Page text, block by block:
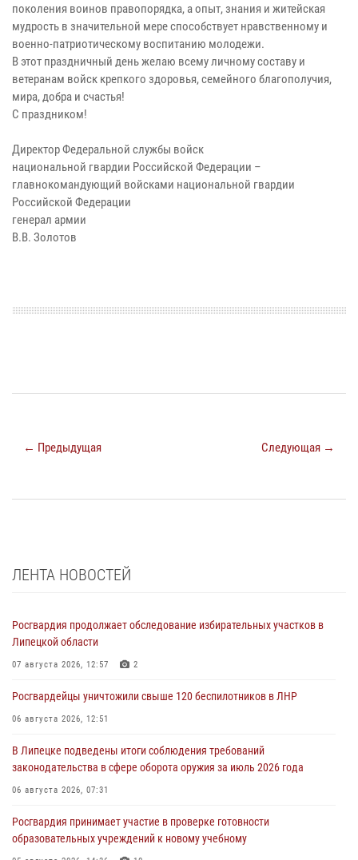
поколения воинов правопорядка, а опыт, знания и житейская
мудрость в значительной мере способствует нравственному и
военно-патриотическому воспитанию молодежи.
В этот праздничный день желаю всему личному составу и
ветеранам войск крепкого здоровья, семейного благополучия,
мира, добра и счастья!
С праздником!
Директор Федеральной службы войск
национальной гвардии Российской Федерации –
главнокомандующий войсками национальной гвардии
Российской Федерации
генерал армии
В.В. Золотов
← Предыдущая Следующая →
ЛЕНТА НОВОСТЕЙ
Росгвардия продолжает обследование избирательных участков в
Липецкой области
07 августа 2026, 12:57 2
Росгвардейцы уничтожили свыше 120 беспилотников в ЛНР
06 августа 2026, 12:51
В Липецке подведены итоги соблюдения требований
законодательства в сфере оборота оружия за июль 2026 года
06 августа 2026, 07:31
Росгвардия принимает участие в проверке готовности
образовательных учреждений к новому учебному